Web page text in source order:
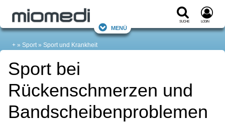
Suche Login
Menü
+ Sport Sport und Krankheit
Sport bei
Rückenschmerzen und
Bandscheibenproblemen